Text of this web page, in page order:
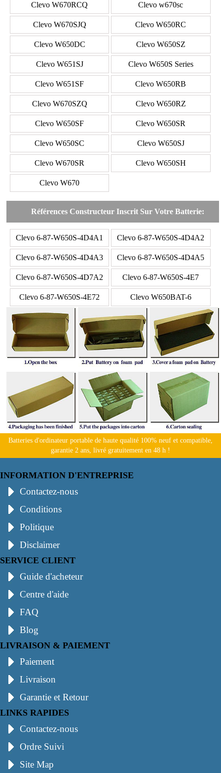
Clevo W670RCQ Clevo w670sc
Clevo W670SJQ Clevo W650RC
Clevo W650DC Clevo W650SZ
Clevo W651SJ Clevo W650S Series
Clevo W651SF Clevo W650RB
Clevo W670SZQ Clevo W650RZ
Clevo W650SF Clevo W650SR
Clevo W650SC Clevo W650SJ
Clevo W670SR Clevo W650SH
Clevo W670
Références Constructeur Inscrit Sur Votre Batterie:
Clevo 6-87-W650S-4D4A1 Clevo 6-87-W650S-4D4A2
Clevo 6-87-W650S-4D4A3 Clevo 6-87-W650S-4D4A5
Clevo 6-87-W650S-4D7A2 Clevo 6-87-W650S-4E7
Clevo 6-87-W650S-4E72 Clevo W650BAT-6
Batteries d'ordinateur portable de haute qualité 100% neuf et compatible,
garantie 2 ans, livré gratuitement en 48 h !
INFORMATION D'ENTREPRISE
Contactez-nous
Conditions
Politique
Disclaimer
SERVICE CLIENT
Guide d'acheteur
Centre d'aide
FAQ
Blog
LIVRAISON & PAIEMENT
Paiement
Livraison
Garantie et Retour
LINKS RAPIDES
Contactez-nous
Ordre Suivi
Site Map